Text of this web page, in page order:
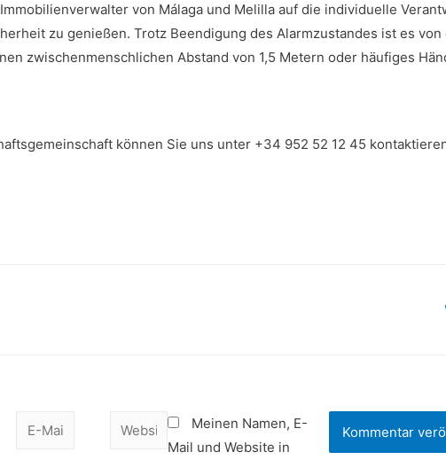
von Málaga und Melilla auf die individuelle
zu genießen. Trotz Beendigung des Alarmzustandes ist es
zwischenmenschlichen Abstand von 1,5 Metern oder häufiges
können Sie uns unter +34 952 52 12 45
Meinen Namen, E-
Mail und Website in